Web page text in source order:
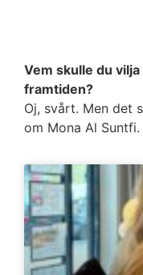
Vem skulle du
framtiden?
Oj, svårt. Men det
om Mona Al Suntfi.